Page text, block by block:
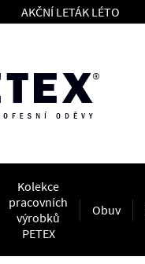
AKČNÍ LETÁK LÉTO
Kolekce
pracovních
výrobků
PETEX
Obuv